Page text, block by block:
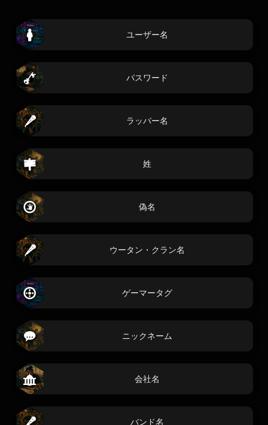
ユーザー名
パスワード
ラッパー名
姓
偽名
ウータン・クラン名
ゲーマータグ
ニックネーム
会社名
バンド名